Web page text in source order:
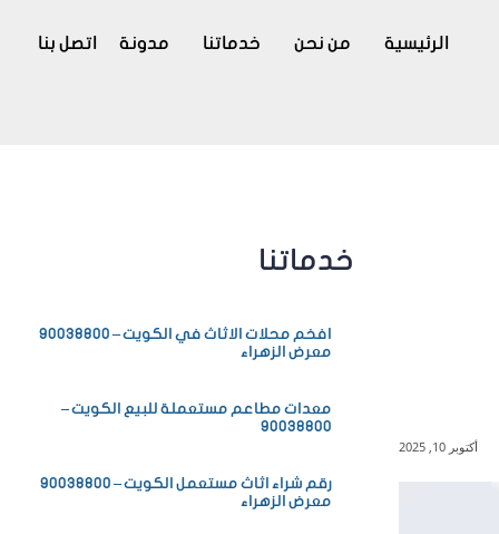
الرئيسية من نحن خدماتنا مدونة اتصل بنا
خدماتنا
افخم محلات الاثاث في الكويت – 90038800
معرض الزهراء
معدات مطاعم مستعملة للبيع الكويت –
90038800
رقم شراء اثاث مستعمل الكويت – 90038800
معرض الزهراء
أكتوبر 10, 2025